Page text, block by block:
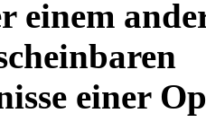
einem
einer